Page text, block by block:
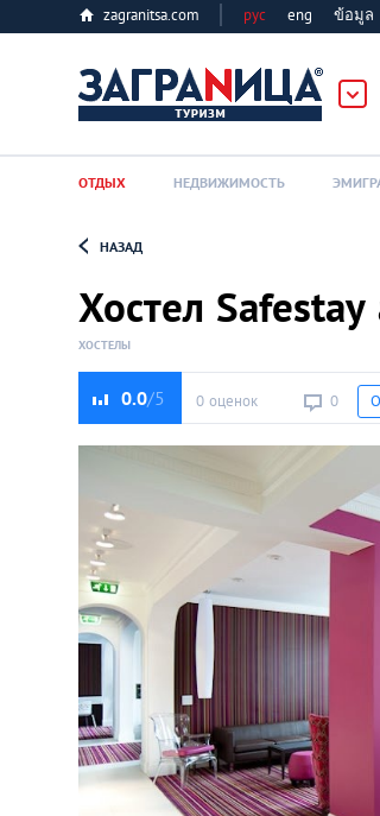
zagranitsa.com рус eng ข้อมูล
Афины
Лондон
Лос-Анджелес
Loading...
ОТДЫХ НЕДВИЖИМОСТЬ
НАЗАД
Хостел
ХОСТЕЛЫ
0.0 0 оценок 0